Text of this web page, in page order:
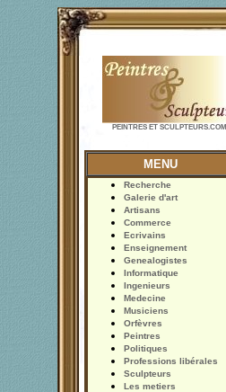
PEINTRES ET SCULPTEURS.COM
MENU
Recherche
Galerie d'art
Artisans
Commerce
Ecrivains
Enseignement
Genealogistes
Informatique
Ingenieurs
Medecine
Musiciens
Orfèvres
Peintres
Politiques
Professions libérales
Sculpteurs
Les metiers